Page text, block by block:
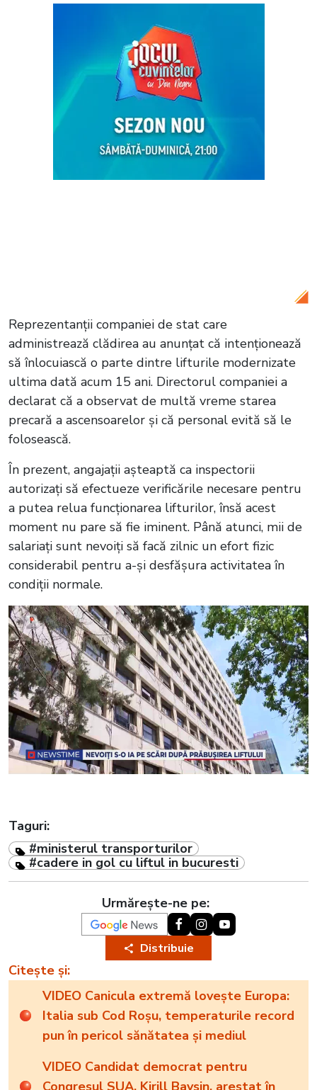
Reprezentanții companiei de stat care
administrează clădirea au anunțat că intenționează
să înlocuiască o parte dintre lifturile modernizate
ultima dată acum 15 ani. Directorul companiei a
declarat că a observat de multă vreme starea
precară a ascensoarelor și că personal evită să le
folosească.
În prezent, angajații așteaptă ca inspectorii
autorizați să efectueze verificările necesare pentru
a putea relua funcționarea lifturilor, însă acest
moment nu pare să fie iminent. Până atunci, mii de
salariați sunt nevoiți să facă zilnic un efort fizic
considerabil pentru a-și desfășura activitatea în
condiții normale.
Taguri:
#ministerul transporturilor
#cadere in gol cu liftul in bucuresti
Urmărește-ne pe:
Distribuie
Citește și:
VIDEO Canicula extremă lovește Europa:
Italia sub Cod Roșu, temperaturile record
pun în pericol sănătatea și mediul
VIDEO Candidat democrat pentru
Congresul SUA, Kirill Baysin, arestat în